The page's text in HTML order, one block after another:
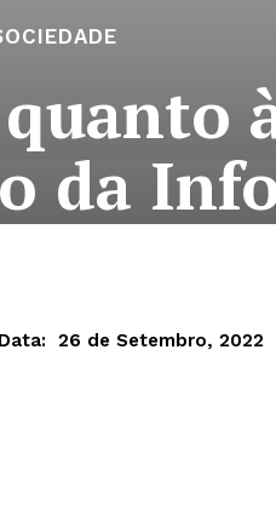
da
Data: 26 de Setembro, 2022